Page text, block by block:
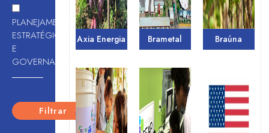
PLANEJAMENTO
ESTRATÉGICO
E
GOVERNANÇA
Axia Energia Brametal Braúna